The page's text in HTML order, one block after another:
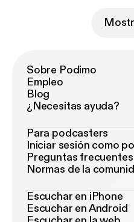
Sobre Podimo
Empleo
Blog
¿Necesitas ayuda?
Para podcasters
Iniciar sesión como
Preguntas
Normas de la
Escuchar en iPhone
Escuchar en Android